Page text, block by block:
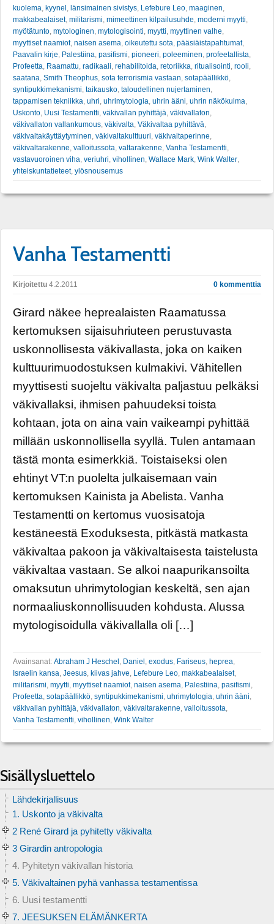
kuolema, kyynel , länsimainen sivistys, Lefebure Leo, maaginen,
makkabealaiset, militarismi, mimeettinen kilpailusuhde, moderni myytti,
myötätunto, mytologinen, mytologisointi, myytti, myyttinen valhe,
myyttiset naamiot, naisen asema, oikeutettu sota, pääsiäistapahtumat,
Paavalin kirje, Palestiina, pasifismi, pioneeri, poleeminen, profeetallista,
Profeetta, Raamattu, radikaali, rehabilitoida, retoriikka, ritualisointi, rooli,
saatana, Smith Theophus, sota terrorismia vastaan, sotapäällikkö,
syntipukkimekanismi, taikausko, taloudellinen nujertaminen,
tappamisen tekniikka, uhri, uhrimytologia, uhrin ääni, uhrin näkökulma,
Uskonto, Uusi Testamentti, väkivallan pyhittäjä, väkivallaton,
väkivallaton vallankumous, väkivalta, Väkivaltaa pyhittävä,
väkivaltakäyttäytyminen, väkivaltakulttuuri, väkivaltaperinne,
väkivaltarakenne, valloitussota, valtarakenne, Vanha Testamentti,
vastavuoroinen viha, veriuhri, vihollinen, Wallace Mark, Wink Walter,
yhteiskuntatieteet, ylösnousemus
Vanha Testamentti
Kirjoitettu 4.2.2011 0 kommenttia
Girard näkee heprealaisten Raamatussa
kertomuksen sijaisuhriuteen perustuvasta
uskonnollisesta väkivallasta, joka on kaiken
kulttuurimuodostuksen kulmakivi. Vähitellen
myyttisesti suojeltu väkivalta paljastuu pelkäksi
väkivallaksi, ihmisen pahuudeksi toista
kohtaan, jota on aina vain vaikeampi pyhittää
millään uskonnollisella syyllä. Tulen antamaan
tästä monta esimerkkiä. Toistaiseksi olen
ehtinyt VT:n puolelta julkaisemaan vain
kertomuksen Kainista ja Abelista. Vanha
Testamentti on kertomus vuosisatoja
kestäneestä Exoduksesta, pitkästä matkasta
väkivaltaa pakoon ja väkivaltaisesta taistelusta
väkivaltaa vastaan. Se alkoi naapurikansoilta
omaksutun uhrimytologian keskeltä, sen ajan
normaaliuskonnollisuuden kohdusta. Alussa
mytologisoidulla väkivallalla oli […]
Avainsanat: Abraham J Heschel Daniel exodus Fariseus heprea
Israelin kansa Jeesus kiivas jahve Lefebure Leo makkabealaiset,
militarismi myytti myyttiset naamiot, naisen asema Palestiina pasifismi
Profeetta sotapäällikkö syntipukkimekanismi uhrimytologia uhrin ääni
väkivallan pyhittäjä väkivallaton väkivaltarakenne valloitussota
Vanha Testamentti vihollinen Wink Walter
Sisällysluettelo
Lähdekirjallisuus
1. Uskonto ja väkivalta
2 René Girard ja pyhitetty väkivalta
3 Girardin antropologia
4. Pyhitetyn väkivallan historia
5. Väkivaltainen pyhä vanhassa testamentissa
6. Uusi testamentti
7. JEESUKSEN ELÄMÄNKERTA